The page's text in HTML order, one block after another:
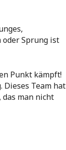
oder Sprung ist
Punkt kämpft!
Team hat
man nicht